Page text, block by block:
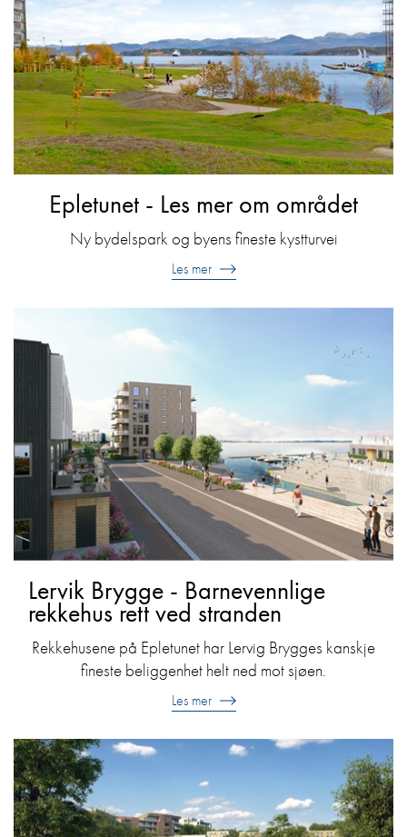
Epletunet - Les mer om området
Ny bydelspark og byens fineste kystturvei
Les mer
Lervik Brygge - Barnevennlige
rekkehus rett ved stranden
Rekkehusene på Epletunet har Lervig Brygges kanskje
fineste beliggenhet helt ned mot sjøen.
Les mer